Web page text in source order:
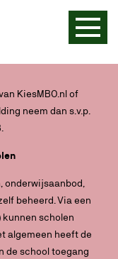
KiesMBO.nl of
neem dan s.v.p.
onderwijsaanbod,
beheerd. Via een
kunnen scholen
algemeen heeft de
de school toegang